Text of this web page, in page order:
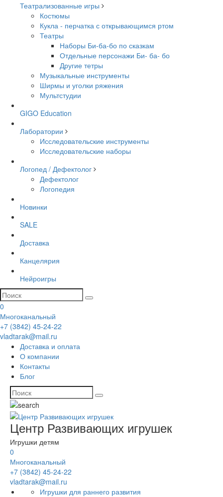
Театрализованные игры
Костюмы
Кукла - перчатка с открывающимся ртом
Театры
Наборы Би-ба-бо по сказкам
Отдельные персонажи Би- ба- бо
Другие тетры
Музыкальные инструменты
Ширмы и уголки ряжения
Мультстудии
GIGO Education
Лаборатории
Исследовательские инструменты
Исследовательские наборы
Логопед / Дефектолог
Дефектолог
Логопедия
Новинки
SALE
Доставка
Канцелярия
Нейроигры
0
Многоканальный
+7 (3842) 45-24-22
vladtarak@mail.ru
Доставка и оплата
О компании
Контакты
Блог
Центр Развивающих игрушек
Игрушки детям
0
Многоканальный
+7 (3842) 45-24-22
vladtarak@mail.ru
Игрушки для раннего развития